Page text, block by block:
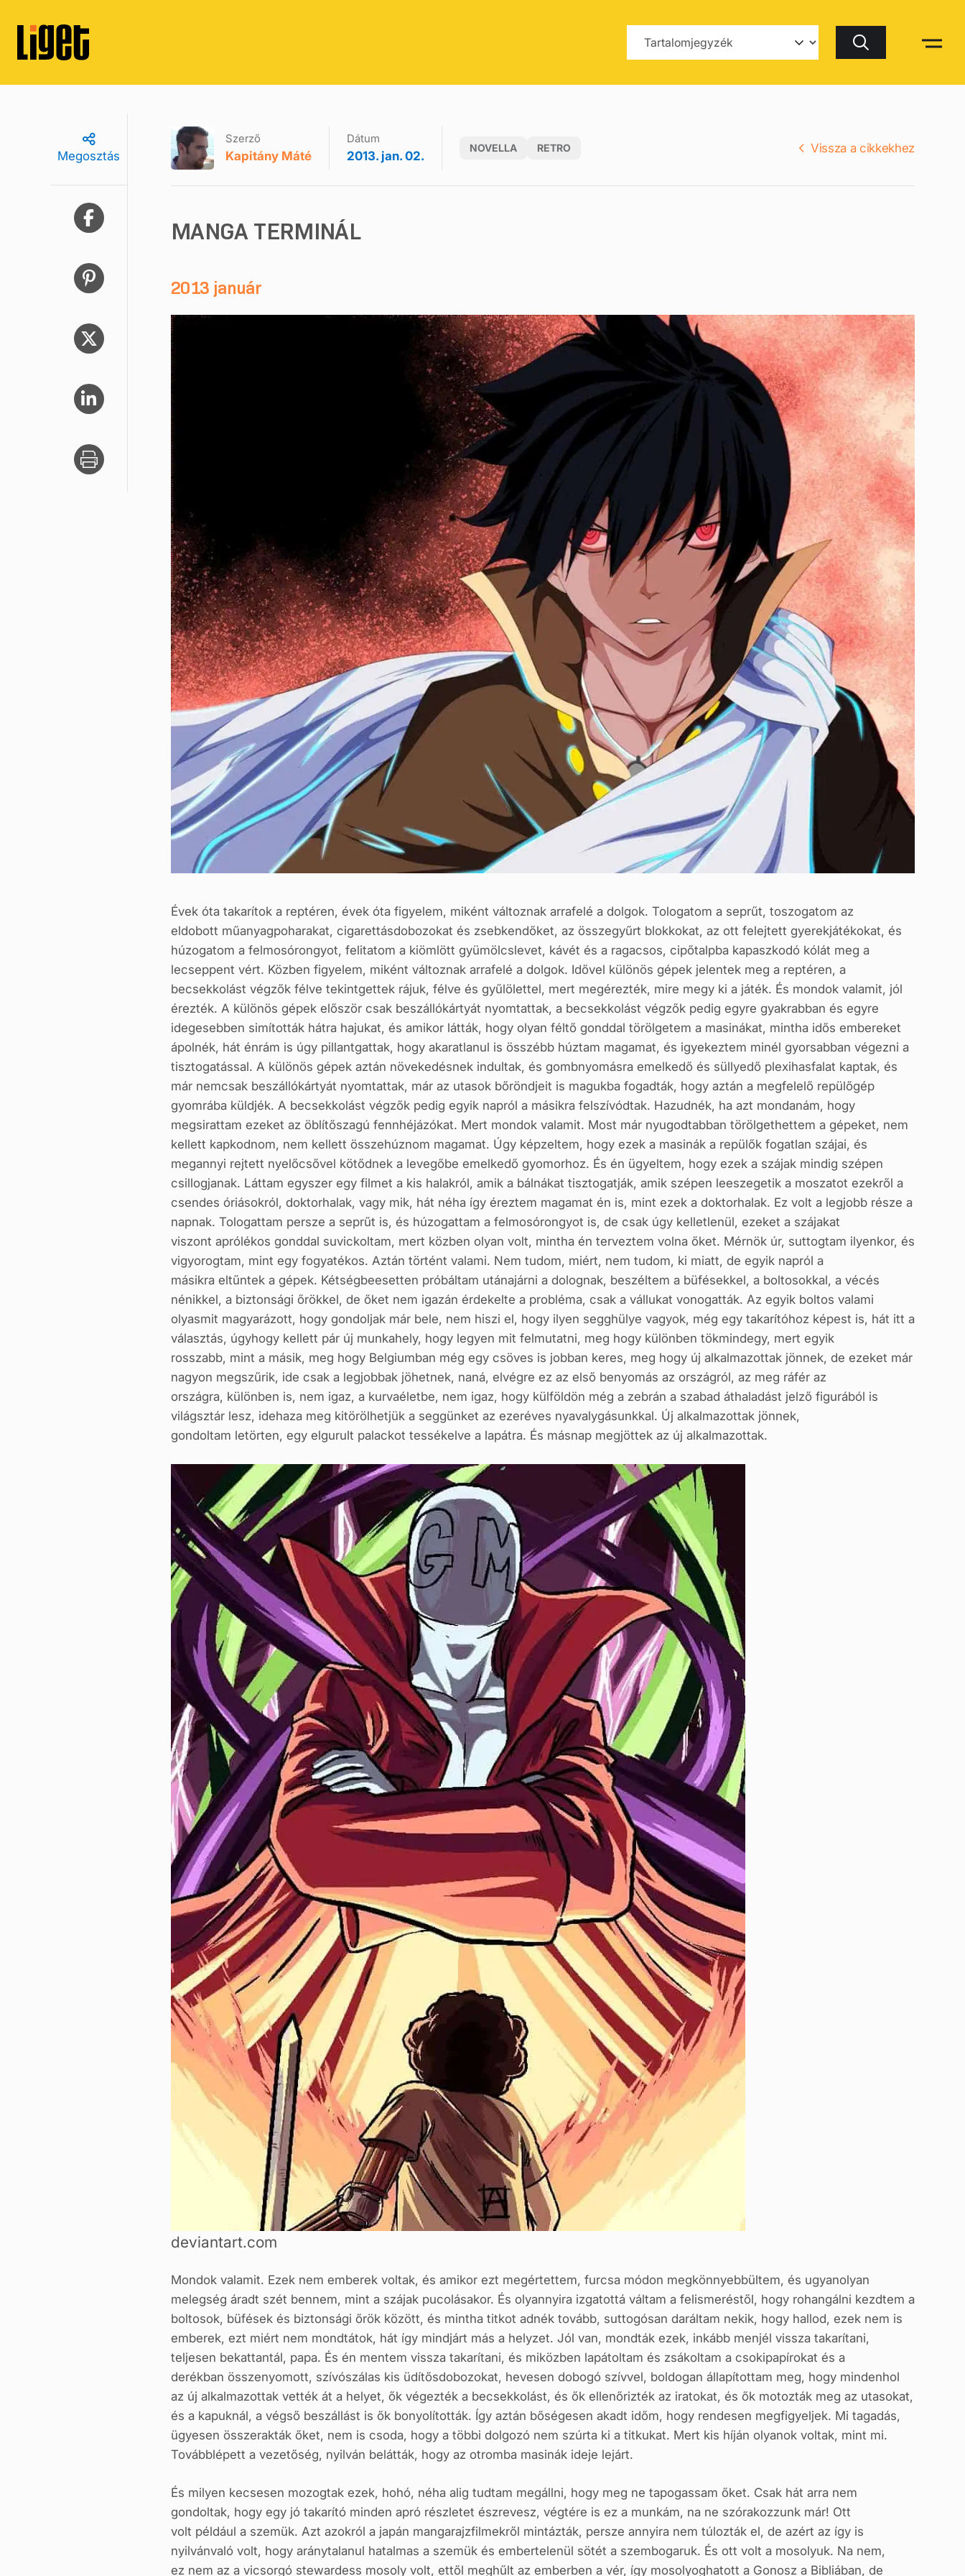
Keresés
Megosztás
Szerző
Kapitány Máté
Dátum
2013. jan. 02.
NOVELLA RETRO Vissza a cikkekhez
MANGA TERMINÁL
2013 január
Évek óta takarítok a reptéren, évek óta figyelem, miként változnak arrafelé a dolgok. Tologatom a seprűt, toszogatom az
eldobott műanyagpoharakat, cigarettásdobozokat és zsebkendőket, az összegyűrt blokkokat, az ott felejtett gyerekjátékokat, és
húzogatom a felmosórongyot, felitatom a kiömlött gyümölcslevet, kávét és a ragacsos, cipőtalpba kapaszkodó kólát meg a
lecseppent vért. Közben figyelem, miként változnak arrafelé a dolgok. Idővel különös gépek jelentek meg a reptéren, a
becsekkolást végzők félve tekintgettek rájuk, félve és gyűlölettel, mert megérezték, mire megy ki a játék. És mondok valamit, jól
érezték. A különös gépek először csak beszállókártyát nyomtattak, a becsekkolást végzők pedig egyre gyakrabban és egyre
idegesebben simították hátra hajukat, és amikor látták, hogy olyan féltő gonddal törölgetem a masinákat, mintha idős embereket
ápolnék, hát énrám is úgy pillantgattak, hogy akaratlanul is összébb húztam magamat, és igyekeztem minél gyorsabban végezni a
tisztogatással. A különös gépek aztán növekedésnek indultak, és gombnyomásra emelkedő és süllyedő plexihasfalat kaptak, és
már nemcsak beszállókártyát nyomtattak, már az utasok bőröndjeit is magukba fogadták, hogy aztán a megfelelő repülőgép
gyomrába küldjék. A becsekkolást végzők pedig egyik napról a másikra felszívódtak. Hazudnék, ha azt mondanám, hogy
megsirattam ezeket az öblítőszagú fennhéjázókat. Mert mondok valamit. Most már nyugodtabban törölgethettem a gépeket, nem
kellett kapkodnom, nem kellett összehúznom magamat. Úgy képzeltem, hogy ezek a masinák a repülők fogatlan szájai, és
megannyi rejtett nyelőcsővel kötődnek a levegőbe emelkedő gyomorhoz. És én ügyeltem, hogy ezek a szájak mindig szépen
csillogjanak. Láttam egyszer egy filmet a kis halakról, amik a bálnákat tisztogatják, amik szépen leeszegetik a moszatot ezekről a
csendes óriásokról, doktorhalak, vagy mik, hát néha így éreztem magamat én is, mint ezek a doktorhalak. Ez volt a legjobb része a
napnak. Tologattam persze a seprűt is, és húzogattam a felmosórongyot is, de csak úgy kelletlenül, ezeket a szájakat
viszont aprólékos gonddal suvickoltam, mert közben olyan volt, mintha én terveztem volna őket. Mérnök úr, suttogtam ilyenkor, és
vigyorogtam, mint egy fogyatékos. Aztán történt valami. Nem tudom, miért, nem tudom, ki miatt, de egyik napról a
másikra eltűntek a gépek. Kétségbeesetten próbáltam utánajárni a dolognak, beszéltem a büfésekkel, a boltosokkal, a vécés
nénikkel, a biztonsági őrökkel, de őket nem igazán érdekelte a probléma, csak a vállukat vonogatták. Az egyik boltos valami
olyasmit magyarázott, hogy gondoljak már bele, nem hiszi el, hogy ilyen segghülye vagyok, még egy takarítóhoz képest is, hát itt a
választás, úgyhogy kellett pár új munkahely, hogy legyen mit felmutatni, meg hogy különben tökmindegy, mert egyik
rosszabb, mint a másik, meg hogy Belgiumban még egy csöves is jobban keres, meg hogy új alkalmazottak jönnek, de ezeket már
nagyon megszűrik, ide csak a legjobbak jöhetnek, naná, elvégre ez az első benyomás az országról, az meg ráfér az
országra, különben is, nem igaz, a kurvaéletbe, nem igaz, hogy külföldön még a zebrán a szabad áthaladást jelző figurából is
világsztár lesz, idehaza meg kitörölhetjük a seggünket az ezeréves nyavalygásunkkal. Új alkalmazottak jönnek,
gondoltam letörten, egy elgurult palackot tessékelve a lapátra. És másnap megjöttek az új alkalmazottak.
deviantart.com
Mondok valamit. Ezek nem emberek voltak, és amikor ezt megértettem, furcsa módon megkönnyebbültem, és ugyanolyan
melegség áradt szét bennem, mint a szájak pucolásakor. És olyannyira izgatottá váltam a felismeréstől, hogy rohangálni kezdtem a
boltosok, büfések és biztonsági őrök között, és mintha titkot adnék tovább, suttogósan daráltam nekik, hogy hallod, ezek nem is
emberek, ezt miért nem mondtátok, hát így mindjárt más a helyzet. Jól van, mondták ezek, inkább menjél vissza takarítani,
teljesen bekattantál, papa. És én mentem vissza takarítani, és miközben lapátoltam és zsákoltam a csokipapírokat és a
derékban összenyomott, szívószálas kis üdítősdobozokat, hevesen dobogó szívvel, boldogan állapítottam meg, hogy mindenhol
az új alkalmazottak vették át a helyet, ők végezték a becsekkolást, és ők ellenőrizték az iratokat, és ők motozták meg az utasokat,
és a kapuknál, a végső beszállást is ők bonyolították. Így aztán bőségesen akadt időm, hogy rendesen megfigyeljek. Mi tagadás,
ügyesen összerakták őket, nem is csoda, hogy a többi dolgozó nem szúrta ki a titkukat. Mert kis híján olyanok voltak, mint mi.
Továbblépett a vezetőség, nyilván belátták, hogy az otromba masinák ideje lejárt.
És milyen kecsesen mozogtak ezek, hohó, néha alig tudtam megállni, hogy meg ne tapogassam őket. Csak hát arra nem
gondoltak, hogy egy jó takarító minden apró részletet észrevesz, végtére is ez a munkám, na ne szórakozzunk már! Ott
volt például a szemük. Azt azokról a japán mangarajzfilmekről mintázták, persze annyira nem túlozták el, de azért az így is
nyilvánvaló volt, hogy aránytalanul hatalmas a szemük és embertelenül sötét a szembogaruk. És ott volt a mosolyuk. Na nem,
ez nem az a vicsorgó stewardess mosoly volt, ettől meghűlt az emberben a vér, így mosolyoghatott a Gonosz a Bibliában, de